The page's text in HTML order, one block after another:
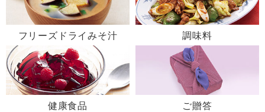
フリーズドライみそ汁 調味料
健康食品 ご贈答